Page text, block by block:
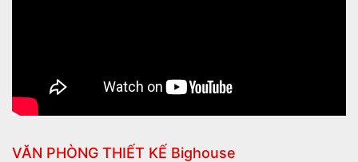
VĂN PHÒNG THIẾT KẾ Bighouse